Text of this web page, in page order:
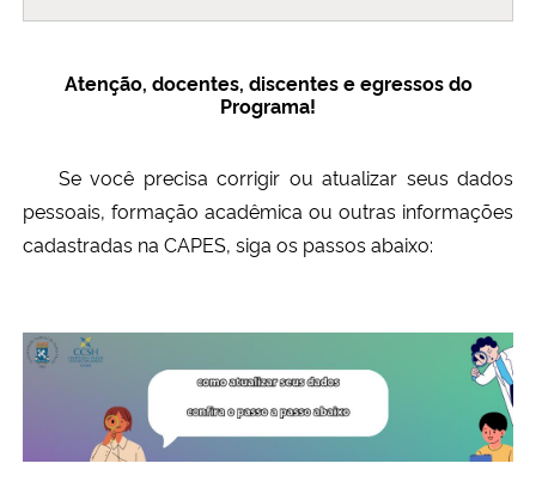
Ministério da Cidadania
Ministério da Saúde
Ministério da Ciência, Tecnologia, Inovações e Comunicações
Ministério do Turismo
Controladoria-Geral da União
Atenção, docentes, discentes e egressos do
Programa!
Se você precisa corrigir ou atualizar seus dados
pessoais, formação acadêmica ou outras informações
cadastradas na CAPES, siga os passos abaixo: